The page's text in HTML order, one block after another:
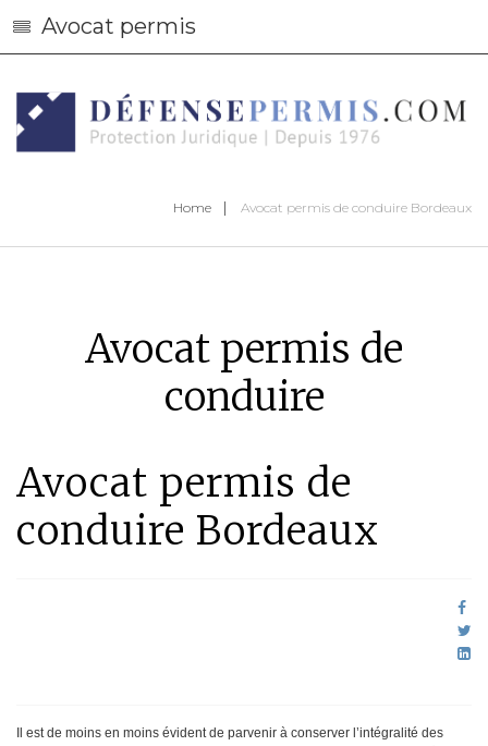
Avocat permis
Home Avocat permis de conduire Bordeaux
Avocat permis de
conduire
Avocat permis de
conduire Bordeaux
Il est de moins en moins évident de parvenir à conserver l’intégralité des